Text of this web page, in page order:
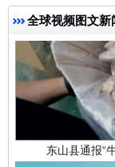
全球视频图文新
东山县通报“